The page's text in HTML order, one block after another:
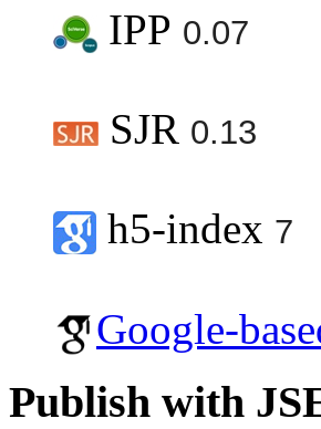
IPP 0.07
SJR 0.13
h5-index 7
Google-
Publish with